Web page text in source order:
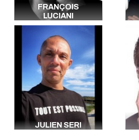
FRANÇOIS
LUCIANI
JULIEN SERI